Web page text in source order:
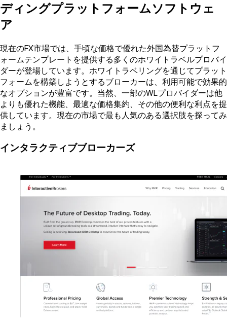
ディングプラットフォームソフトウェ
ア
現在のFX市場では、手頃な価格で優れた外国為替プラットフ
ォームテンプレートを提供する多くのホワイトラベルプロバイ
ダーが登場しています。ホワイトラベリングを通じてプラット
フォームを構築しようとするブローカーは、利用可能で効果的
なオプションが豊富です。当然、一部のWLプロバイダーは他
よりも優れた機能、最適な価格集約、その他の便利な利点を提
供しています。現在の市場で最も人気のある選択肢を探ってみ
ましょう。
インタラクティブブローカーズ